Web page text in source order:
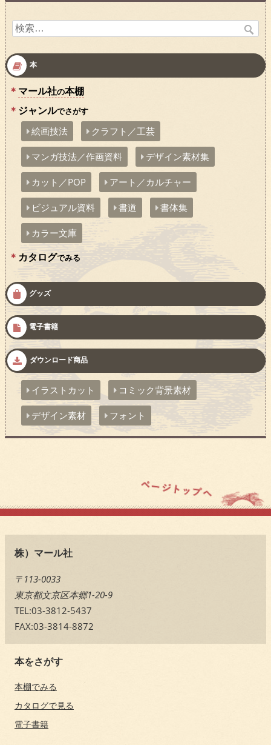
検
本
マール社の本棚
ジャンルでさがす
絵画技法 クラフト／工芸
マンガ技法／作画資料 デザイン素材集
カット／POP アート／カルチャー
ビジュアル資料 書道 書体集
カラー文庫
カタログでみる
グッズ
電子書籍
ダウンロード商品
イラストカット コミック背景素材
デザイン素材 フォント
株）マール社
〒113-0033
東京都文京区本郷1-20-9
TEL:03-3812-5437
FAX:03-3814-8872
本をさがす
本棚でみる
カタログで見る
電子書籍